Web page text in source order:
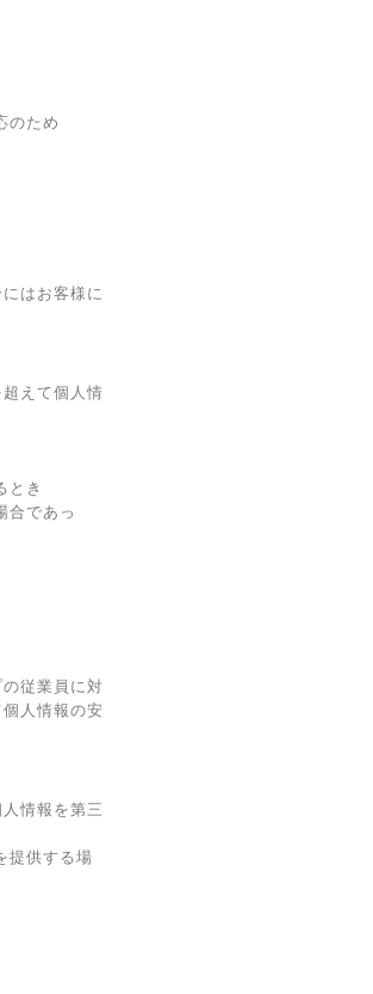
のため
はお客様に
えて個人情
とき
合であっ
従業員に対
人情報の安
情報を第三
提供する場